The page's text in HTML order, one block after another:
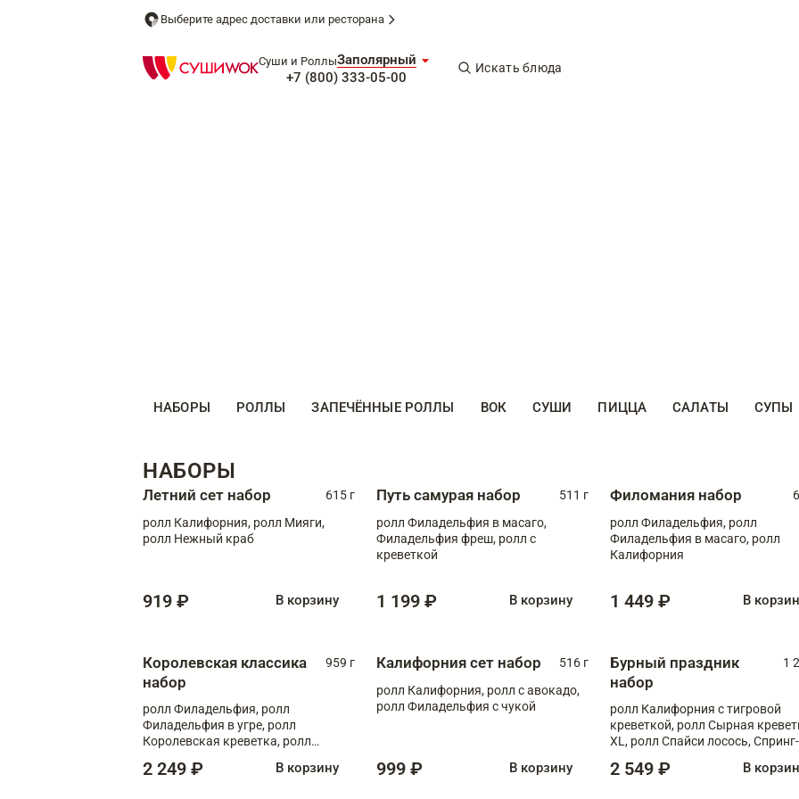
Выберите адрес доставки или ресторана
Суши и РоллыЗаполярный
+7 (800) 333-05-00
Искать блюда
НАБОРЫ РОЛЛЫ ЗАПЕЧЁННЫЕ РОЛЛЫ ВОК СУШИ ПИЦЦА САЛАТЫ СУПЫ
НАБОРЫ
Летний сет набор
615 г
ролл Калифорния, ролл Мияги,
ролл Нежный краб
919 ₽ В корзину
Путь самурая набор
511 г
ролл Филадельфия в масаго,
Филадельфия фреш, ролл с
креветкой
1 199 ₽ В корзину
Филомания набор
ролл Филадельфия, ролл
Филадельфия в масаго, ролл
Калифорния
1 449 ₽ В
Королевская классика
набор
959 г
ролл Филадельфия, ролл
Филадельфия в угре, ролл
Королевская креветка, ролл
2 249 ₽ В корзину
Калифорния сет набор
516 г
ролл Калифорния, ролл с авокадо,
ролл Филадельфия с чукой
999 ₽ В корзину
Бурный праздник
набор
1
ролл Калифорния с тигровой
креветкой, ролл Сырная
XL, ролл Спайси лосось, Спринг-
Медовая креветка
2 549 ₽ В